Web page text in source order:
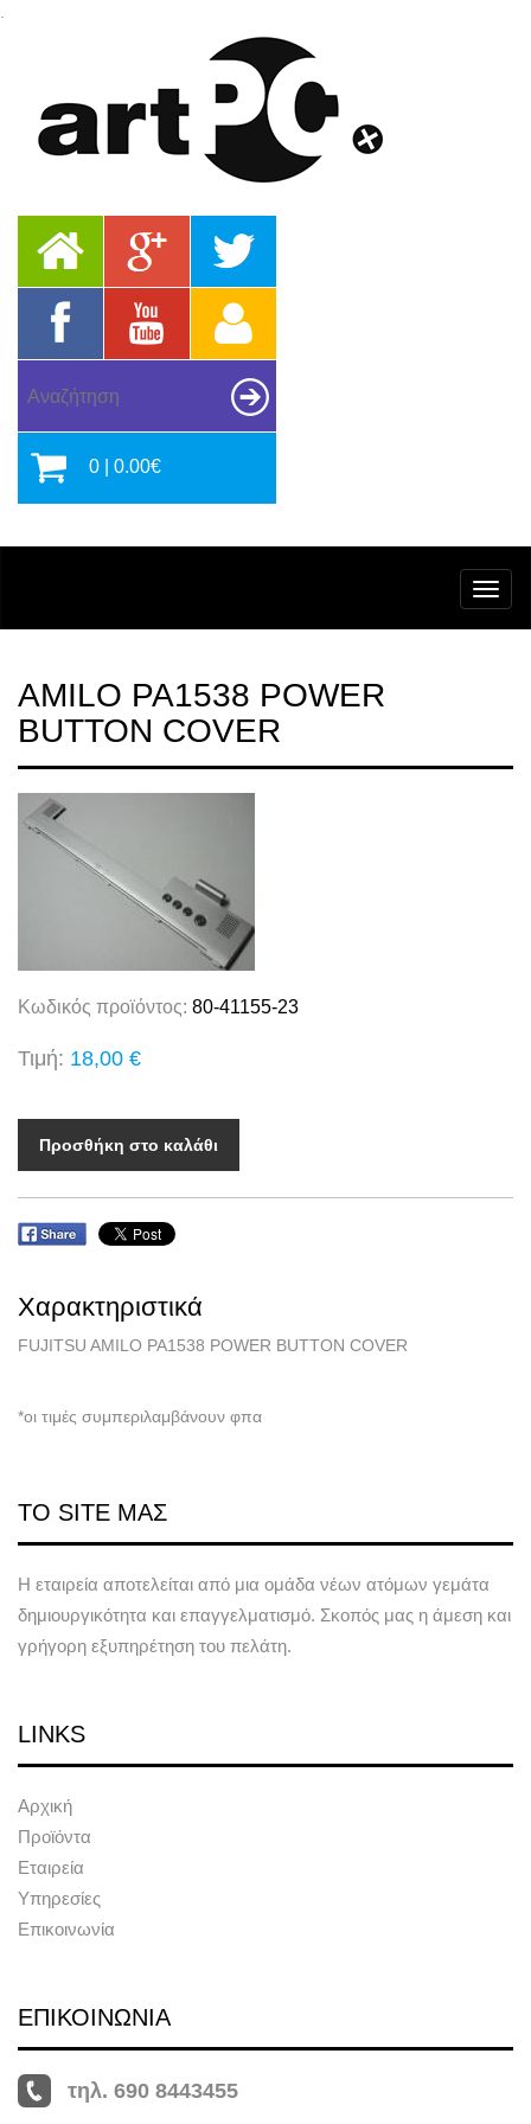
0 | 0.00€
AMILO PA1538 POWER
BUTTON COVER
Κωδικός προϊόντος: 80-41155-23
Τιμή: 18,00 €
Προσθήκη στο καλάθι
Χαρακτηριστικά
FUJITSU AMILO PA1538 POWER BUTTON COVER
*οι τιμές συμπεριλαμβάνουν φπα
ΤΟ SITE ΜΑΣ
Η εταιρεία αποτελείται από μια ομάδα νέων ατόμων γεμάτα
δημιουργικότητα και επαγγελματισμό. Σκοπός μας η άμεση και
γρήγορη εξυπηρέτηση του πελάτη.
LINKS
Αρχική
Προϊόντα
Εταιρεία
Υπηρεσίες
Επικοινωνία
ΕΠΙΚΟΙΝΩΝΙΑ
τηλ. 690 8443455